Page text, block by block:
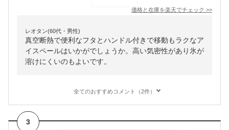
価格と在庫を楽天でチェック >>
レオタン(60代・男性)
真空断熱で便利なフタとハンドル付きで移動もラクなア
イスペールはいかがでしょうか。高い気密性があり氷が
溶けにくいのもよいです。
全てのおすすめコメント（2件）
3